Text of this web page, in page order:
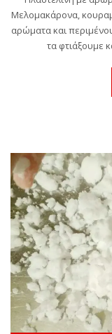
Μελομακάρονα,
αρώματα και
τα φτιάξουμε
ΒΙΒΛΊΟ
παιδιά,
byΣοφία Ελευθερίου